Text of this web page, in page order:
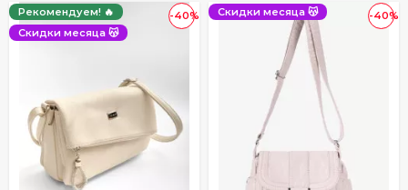
-40%
Рекомендуем! 🔥
Скидки месяца 😽
-40%
Скидки месяца 😽